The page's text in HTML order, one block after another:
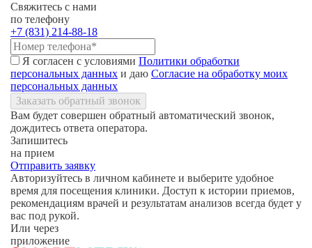
Свяжитесь с нами
по телефону
+7 (831) 214-88-18
Я согласен с условиями Политики обработки
персональных данных и даю Согласие на обработку моих
персональных данных
Заказать обратный звонок
Вам будет совершен обратный автоматический звонок,
дождитесь ответа оператора.
Запишитесь
на прием
Отправить заявку
Авторизуйтесь в личном кабинете и выберите удобное
время для посещения клиники. Доступ к истории приемов,
рекомендациям врачей и результатам анализов всегда будет у
вас под рукой.
Или через
приложение